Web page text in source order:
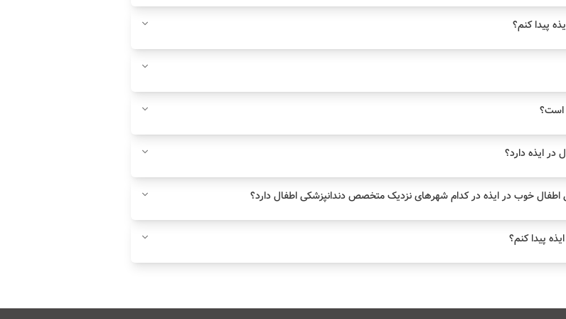
پیدا کنم؟
است؟
ایذه دارد؟
خوب در ایذه در کدام شهرهای نزدیک متخصص دندانپزشکی اطفال دارد؟
پیدا کنم؟